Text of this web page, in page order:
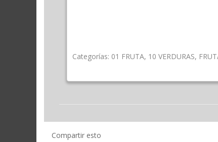
Categorías: 01 FRUTA, 10 VERDURAS,
Compartir esto